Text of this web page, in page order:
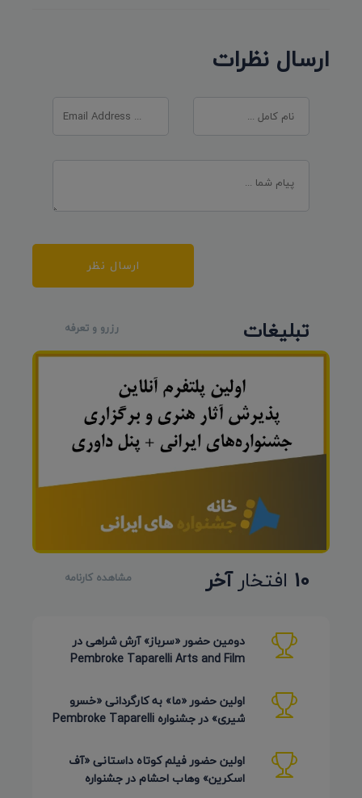
ارسال نظرات
ارسال نظر
تبلیغات رزرو و تعرفه
10 افتخارآخر مشاهده کارنامه
دومین حضور «سرباز» آرش شراهی در
Pembroke Taparelli Arts and Film
اولین حضور «ما» به کارگردانی «خسرو
شیری» در جشنواره Pembroke Taparelli
اولین حضور فیلم کوتاه داستانی «آف
اسکرین» وهاب احشام در جشنواره